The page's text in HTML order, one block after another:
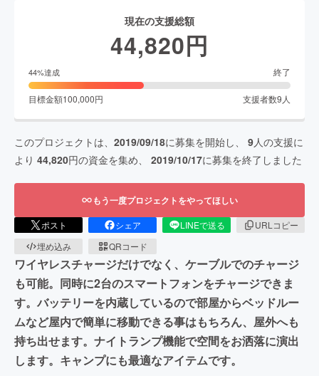
現在の支援総額
44,820円
44%達成 終了
目標金額100,000円 支援者数9 人
このプロジェクトは、 2019/09/18に募集を開始し、 9人の支援に
より 44,820円の資金を集め、 2019/10/17に募集を終了しました
もう一度プロジェクトをやってほしい
ポスト シェア LINEで送る
URLコピー
埋め込み
QRコード
ワイヤレスチャージだけでなく、ケーブルでのチャージ
も可能。同時に2台のスマートフォンをチャージできま
す。バッテリーを内蔵しているので部屋からベッドルー
ムなど屋内で簡単に移動できる事はもちろん、屋外へも
持ち出せます。ナイトランプ機能で空間をお洒落に演出
します。キャンプにも最適なアイテムです。